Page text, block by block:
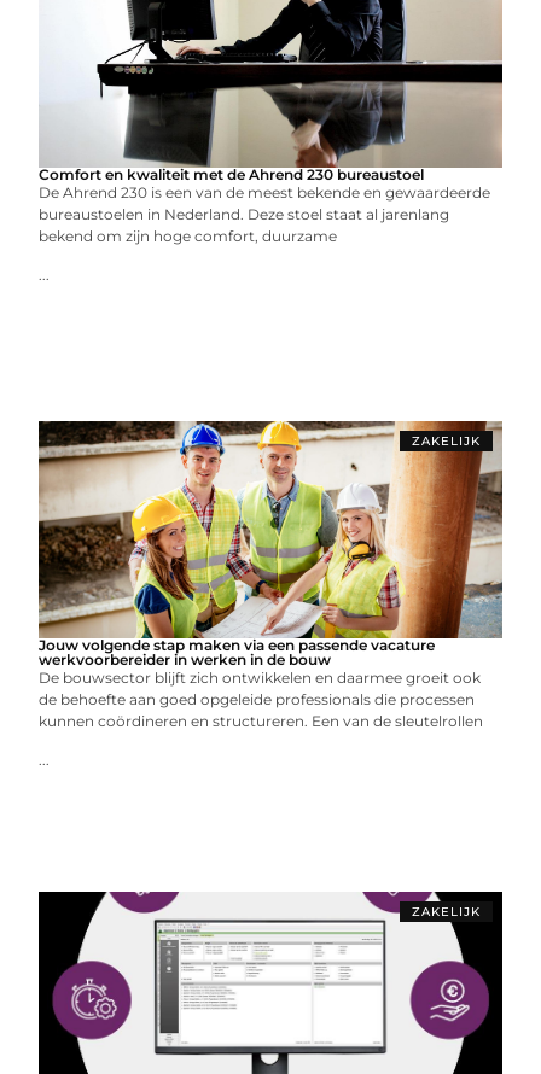
Comfort en kwaliteit met de Ahrend 230 bureaustoel
De Ahrend 230 is een van de meest bekende en gewaardeerde
bureaustoelen in Nederland. Deze stoel staat al jarenlang
bekend om zijn hoge comfort, duurzame
...
ZAKELIJK
Jouw volgende stap maken via een passende vacature
werkvoorbereider in werken in de bouw
De bouwsector blijft zich ontwikkelen en daarmee groeit ook
de behoefte aan goed opgeleide professionals die processen
kunnen coördineren en structureren. Een van de sleutelrollen
...
ZAKELIJK